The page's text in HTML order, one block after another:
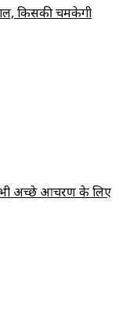
किसकी चमकेगी
भी अच्छे आचरण के लिए